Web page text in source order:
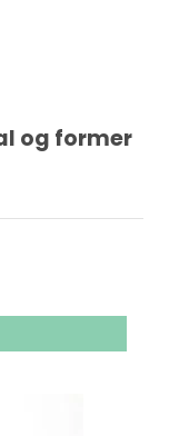
og former